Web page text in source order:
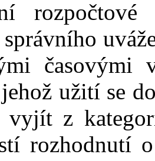
časovými
jehož užití se
vyjít z
rozhodnutí o